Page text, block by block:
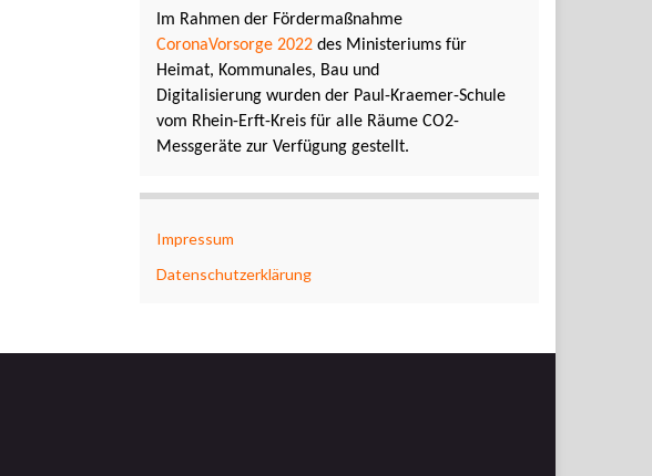
Im Rahmen der Fördermaßnahme
CoronaVorsorge 2022 des Ministeriums für
Heimat, Kommunales, Bau und
Digitalisierung wurden der Paul-Kraemer-Schule
vom Rhein-Erft-Kreis für alle Räume CO2-
Messgeräte zur Verfügung gestellt.
Impressum
Datenschutzerklärung